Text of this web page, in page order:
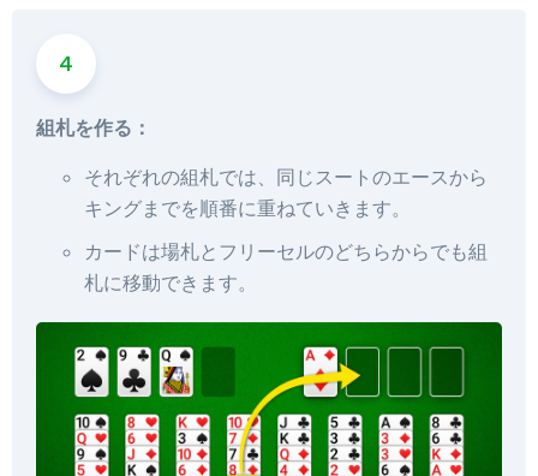
組札を作る：
それぞれの組札では、同じスートのエースから
キングまでを順番に重ねていきます。
カードは場札とフリーセルのどちらからでも組
札に移動できます。